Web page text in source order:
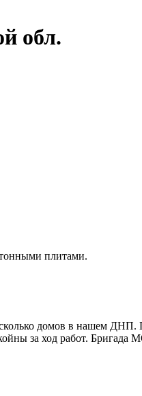
обл.
плитами.
домов в нашем ДНП.
за ход работ.